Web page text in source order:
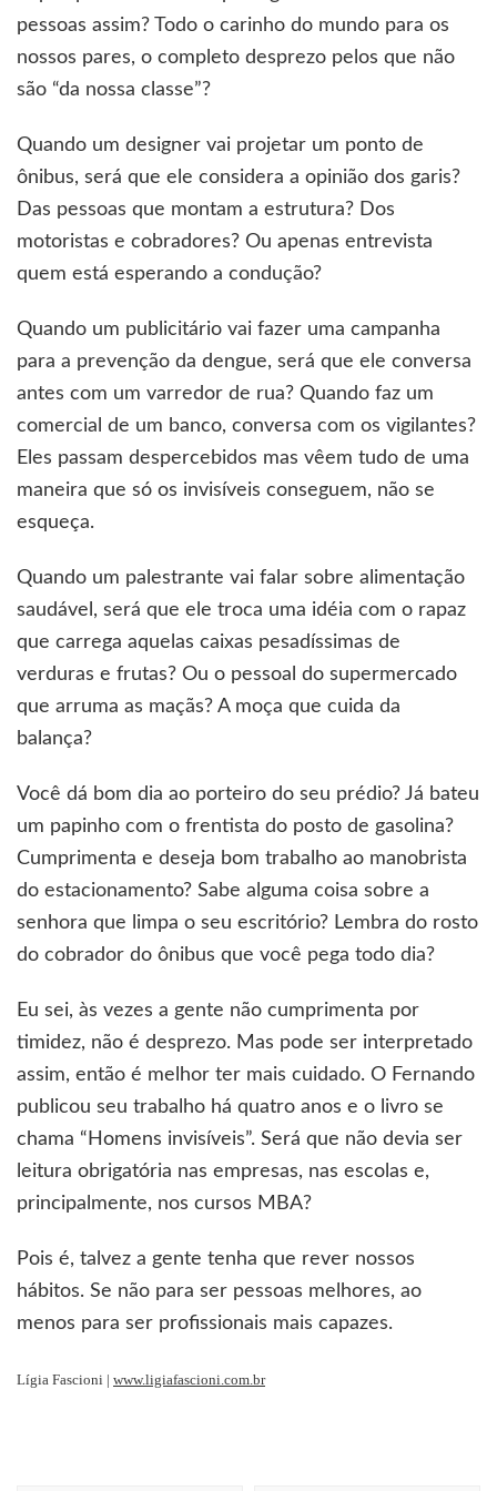
pessoas assim? Todo o carinho do mundo para os
nossos pares, o completo desprezo pelos que não
são “da nossa classe”?
Quando um designer vai projetar um ponto de
ônibus, será que ele considera a opinião dos garis?
Das pessoas que montam a estrutura? Dos
motoristas e cobradores? Ou apenas entrevista
quem está esperando a condução?
Quando um publicitário vai fazer uma campanha
para a prevenção da dengue, será que ele conversa
antes com um varredor de rua? Quando faz um
comercial de um banco, conversa com os vigilantes?
Eles passam despercebidos mas vêem tudo de uma
maneira que só os invisíveis conseguem, não se
esqueça.
Quando um palestrante vai falar sobre alimentação
saudável, será que ele troca uma idéia com o rapaz
que carrega aquelas caixas pesadíssimas de
verduras e frutas? Ou o pessoal do supermercado
que arruma as maçãs? A moça que cuida da
balança?
Você dá bom dia ao porteiro do seu prédio? Já bateu
um papinho com o frentista do posto de gasolina?
Cumprimenta e deseja bom trabalho ao manobrista
do estacionamento? Sabe alguma coisa sobre a
senhora que limpa o seu escritório? Lembra do rosto
do cobrador do ônibus que você pega todo dia?
Eu sei, às vezes a gente não cumprimenta por
timidez, não é desprezo. Mas pode ser interpretado
assim, então é melhor ter mais cuidado. O Fernando
publicou seu trabalho há quatro anos e o livro se
chama “Homens invisíveis”. Será que não devia ser
leitura obrigatória nas empresas, nas escolas e,
principalmente, nos cursos MBA?
Pois é, talvez a gente tenha que rever nossos
hábitos. Se não para ser pessoas melhores, ao
menos para ser profissionais mais capazes.
Lígia Fascioni | www.ligiafascioni.com.br